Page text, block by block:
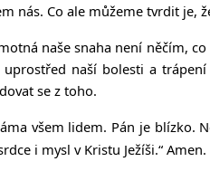
Co ale můžeme tvrdit je,
naše snaha není něčím,
naší bolesti a
se z toho.
všem lidem. Pán je
i mysl v Kristu Ježíši.“ Amen.